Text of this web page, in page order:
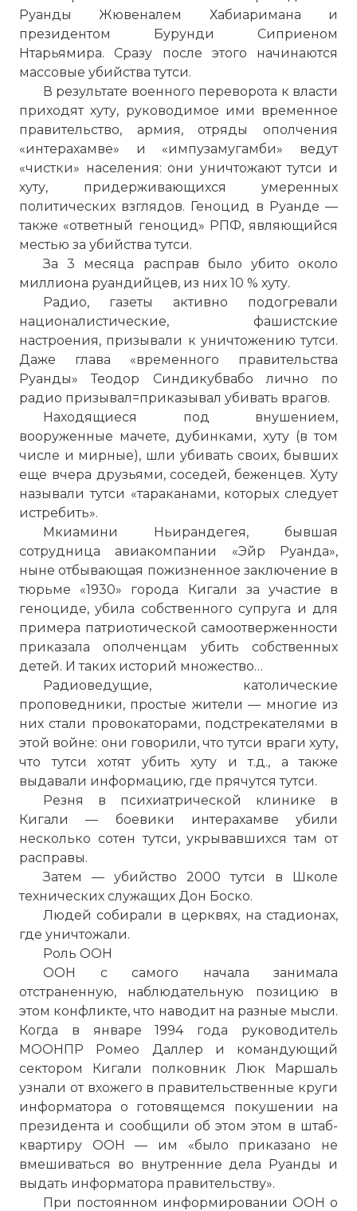
Руанды Жювеналем Хабиаримана и
президентом Бурунди Сиприеном
Нтарьямира. Сразу после этого начинаются
массовые убийства тутси.
В результате военного переворота к власти
приходят хуту, руководимое ими временное
правительство, армия, отряды ополчения
«интерахамве» и «импузамугамби» ведут
«чистки» населения: они уничтожают тутси и
хуту, придерживающихся умеренных
политических взглядов. Геноцид в Руанде —
также «ответный геноцид» РПФ, являющийся
местью за убийства тутси.
За 3 месяца расправ было убито около
миллиона руандийцев, из них 10 % хуту.
Радио, газеты активно подогревали
националистические, фашистские
настроения, призывали к уничтожению тутси.
Даже глава «временного правительства
Руанды» Теодор Синдикубвабо лично по
радио призывал=приказывал убивать врагов.
Находящиеся под внушением,
вооруженные мачете, дубинками, хуту (в том
числе и мирные), шли убивать своих, бывших
еще вчера друзьями, соседей, беженцев. Хуту
называли тутси «тараканами, которых следует
истребить».
Мкиамини Ньирандегея, бывшая
сотрудница авиакомпании «Эйр Руанда»,
ныне отбывающая пожизненное заключение в
тюрьме «1930» города Кигали за участие в
геноциде, убила собственного супруга и для
примера патриотической самоотверженности
приказала ополченцам убить собственных
детей. И таких историй множество…
Радиоведущие, католические
проповедники, простые жители — многие из
них стали провокаторами, подстрекателями в
этой войне: они говорили, что тутси враги хуту,
что тутси хотят убить хуту и т.д., а также
выдавали информацию, где прячутся тутси.
Резня в психиатрической клинике в
Кигали — боевики интерахамве убили
несколько сотен тутси, укрывавшихся там от
расправы.
Затем — убийство 2000 тутси в Школе
технических служащих Дон Боско.
Людей собирали в церквях, на стадионах,
где уничтожали.
Роль ООН
ООН с самого начала занимала
отстраненную, наблюдательную позицию в
этом конфликте, что наводит на разные мысли.
Когда в январе 1994 года руководитель
МООНПР Ромео Даллер и командующий
сектором Кигали полковник Люк Маршаль
узнали от вхожего в правительственные круги
информатора о готовящемся покушении на
президента и сообщили об этом этом в штаб-
квартиру ООН — им «было приказано не
вмешиваться во внутренние дела Руанды и
выдать информатора правительству».
При постоянном информировании ООН о
☓
Начало апреля 1994 года заставило мир
обратить внимание на небольшую
центральноафриканскую страну Руанду.
На первые полосы газет страна вышла
благодаря страшному поводу — за три
месяца здесь было убито около
миллиона человек.
Фото статьи: